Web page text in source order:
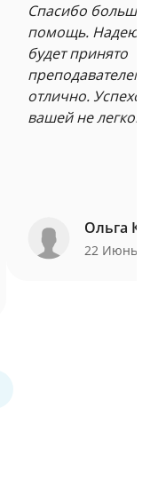
Спасибо
помощь.
будет принято
преподавателем
отлично.
вашей не легкой
Ольга
22 Июнь